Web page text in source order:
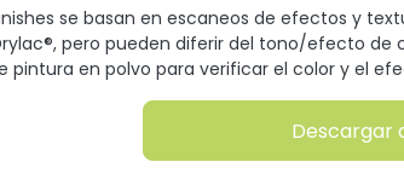
se basan en escaneos de efectos y
pero pueden diferir del tono/efecto de
pintura en polvo para verificar el color y el
Descargar